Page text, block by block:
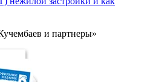
и партнеры»